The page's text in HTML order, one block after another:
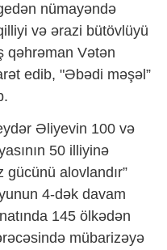
nümayəndə
və ərazi bütövlüyü
qəhrəman Vətən
edib, "Əbədi məşəl”
Əliyevin 100 və
50 illiyinə
alovlandır”
4-dək davam
145 ölkədən
mübarizəyə